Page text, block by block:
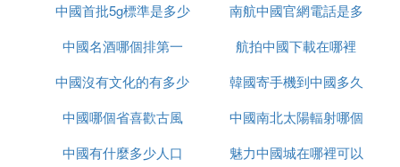
銜最高
中國首批5g標準是多少
南航中國官網電話是多
少錢
中國名酒哪個排第一
航拍中國下載在哪裡
中國沒有文化的有多少
韓國寄手機到中國多久
中國哪個省喜歡古風
中國南北太陽輻射哪個
大
中國有什麼多少人口
魅力中國城在哪裡可以